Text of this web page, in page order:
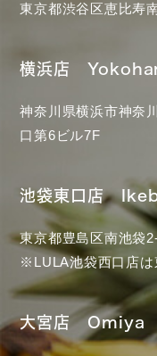
東京都渋谷区恵比寿
横浜店
神奈川県横浜市神奈
口第6ビル7F
池袋東口店
東京都豊島区南池袋
※LULA池袋西口店は
大宮店